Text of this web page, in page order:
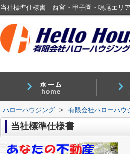
当社標準仕様書｜西宮・甲子園・鳴尾エリ
ハローハウジング > 有限会社ハローハウ
当社標準仕様書